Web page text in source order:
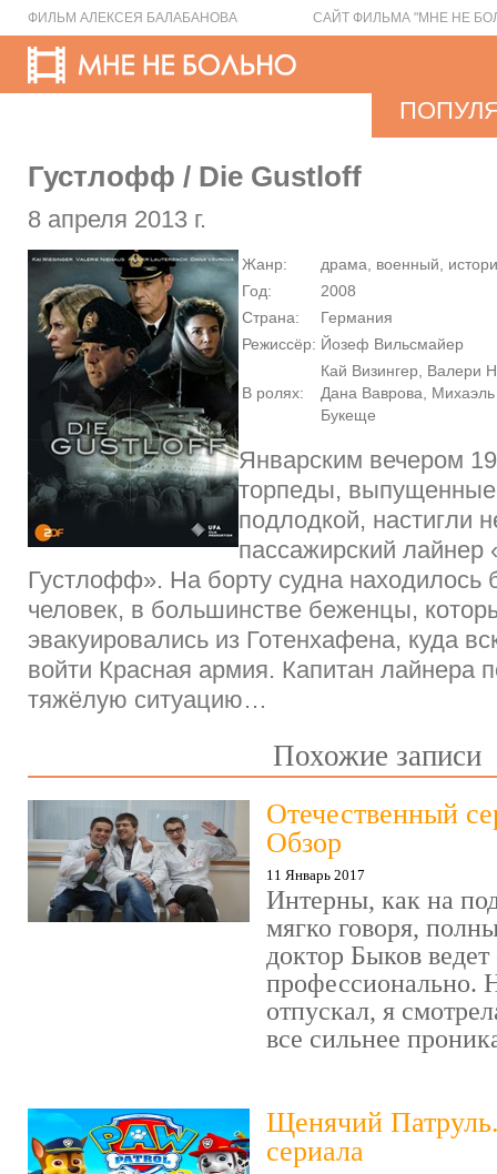
ФИЛЬМ АЛЕКСЕЯ БАЛАБАНОВА САЙТ ФИЛЬМА "МНЕ НЕ
Густлофф / Die Gustloff
8 апреля 2013 г.
Жанр:
драма, военный,
Год:
2008
Страна:
Германия
Режиссёр: Йозеф Вильсмайер
В ролях:
Кай Визингер, Валери
Дана Ваврова,
Букеще
Январским вечером
торпеды, выпущенные
подлодкой, настигли
пассажирский лайнер
Густлофф». На борту судна находилось
человек, в большинстве беженцы,
эвакуировались из Готенхафена, куда
войти Красная армия. Капитан лайнера
тяжёлую ситуацию…
Похожие записи
Отечественный
Обзор
11 Январь 2017
Интерны, как на
мягко говоря,
доктор Быков ведет
профессионально.
отпускал, я
все сильнее
Щенячий
сериала